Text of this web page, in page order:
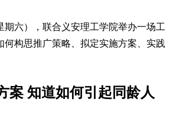
期六），联合义安理工学院举办一场工
何构思推广策略、拟定实施方案、实践
案 知道如何引起同龄人